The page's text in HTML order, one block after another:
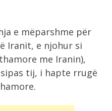
e mëparshme për
Iranit, e njohur si
me Iranin),
sipas tij, i hapte rrugë